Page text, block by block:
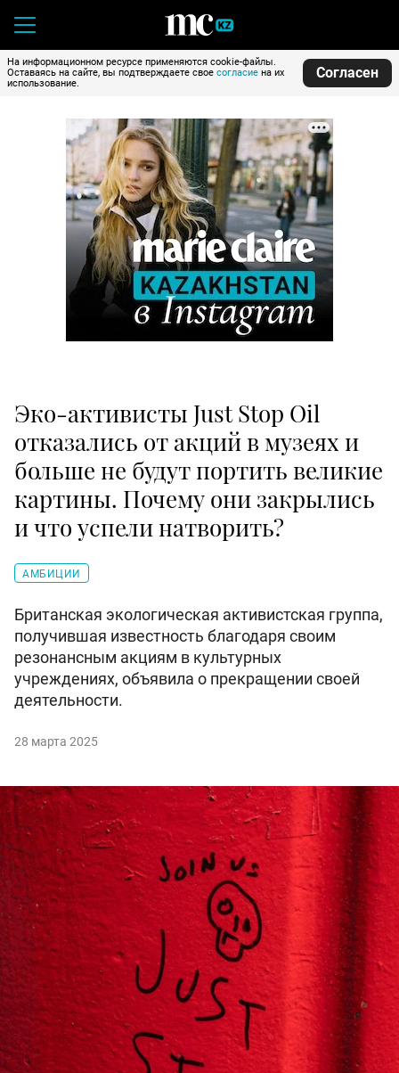
На информационном ресурсе применяются cookie-файлы.
Оставаясь на сайте, вы подтверждаете свое согласие на их
использование.
Согласен
Эко-активисты Just Stop Oil
отказались от акций в музеях и
больше не будут портить великие
картины. Почему они закрылись
и что успели натворить?
АМБИЦИИ
Британская экологическая активистская группа,
получившая известность благодаря своим
резонансным акциям в культурных
учреждениях, объявила о прекращении своей
деятельности.
28 марта 2025